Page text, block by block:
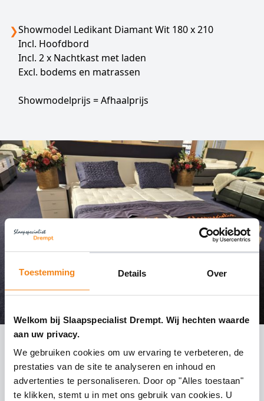
Toestemming Details Over
Welkom bij Slaapspecialist Drempt. Wij hechten waarde
aan uw privacy.
We gebruiken cookies om uw ervaring te verbeteren, de
prestaties van de site te analyseren en inhoud en
advertenties te personaliseren. Door op "Alles toestaan"
te klikken, stemt u in met ons gebruik van cookies. U
❯Showmodel Ledikant Diamant Wit 180 x 210
Incl. Hoofdbord
Incl. 2 x Nachtkast met laden
Excl. bodems en matrassen
Showmodelprijs = Afhaalprijs
Nu € 1.675,- Showmodel Ledikant
Claudia gestoffeerd 180 x 210